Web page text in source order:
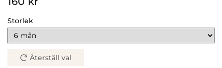
Storlek
Återställ val